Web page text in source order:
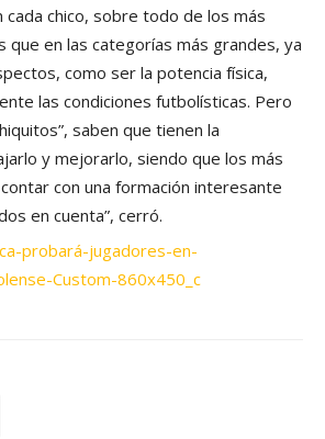
cada chico, sobre todo de los más
que en las categorías más grandes, ya
como ser la potencia física,
las condiciones futbolísticas. Pero
saben que tienen la
y mejorarlo, siendo que los más
con una formación interesante
en cuenta”, cerró.